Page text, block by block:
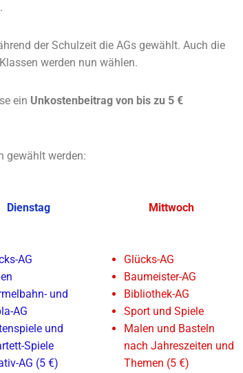
der Schulzeit die AGs gewählt. Auch die
werden nun wählen.
ein Unkostenbeitrag von bis zu 5 €
gewählt werden:
Dienstag Mittwoch
AG
und
AG
und
Spiele
AG (5 €)
Glücks-AG
Baumeister-AG
Bibliothek-AG
Sport und Spiele
Malen und Basteln
nach Jahreszeiten und
Themen (5 €)